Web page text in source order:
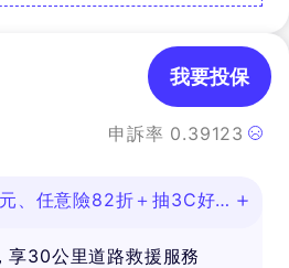
申訴率 0.39123
我要投保
、任意險82折＋抽3C好
享30公里道路救援服務